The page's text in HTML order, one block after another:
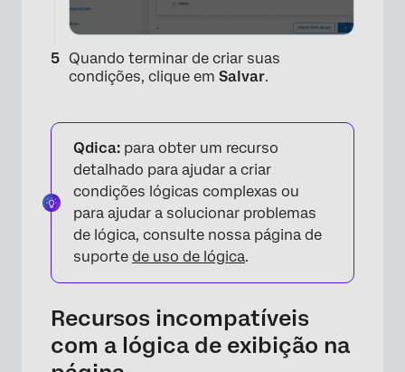
Quando terminar de criar suas
condições, clique em Salvar.
Qdica: para obter um recurso
detalhado para ajudar a criar
condições lógicas complexas ou
para ajudar a solucionar problemas
de lógica, consulte nossa página de
suporte de uso de lógica.
Recursos incompatíveis
com a lógica de exibição na